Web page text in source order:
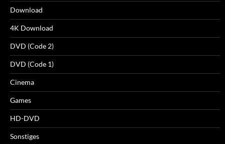
Download
4K Download
DVD (Code 2)
DVD (Code 1)
Cinema
Games
HD-DVD
Sonstiges